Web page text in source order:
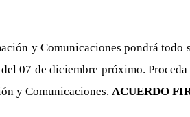
y Comunicaciones pondrá todo
07 de diciembre próximo.
y Comunicaciones. ACUERDO